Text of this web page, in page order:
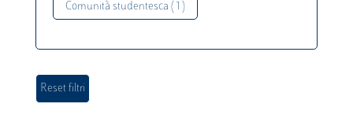
Comunità studentesca ( 1 )